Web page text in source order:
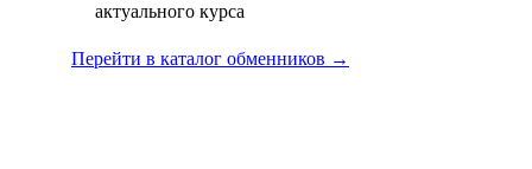
актуального курса
Перейти в каталог обменников →